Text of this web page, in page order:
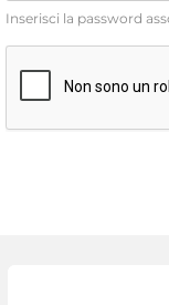
Inserisci la password